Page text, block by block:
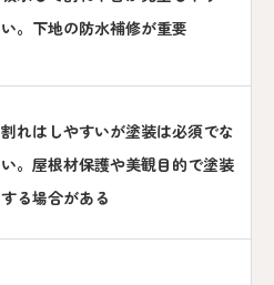
い。下地の防水補修が重要
割れはしやすいが塗装は必須でな
い。屋根材保護や美観目的で塗装
する場合がある